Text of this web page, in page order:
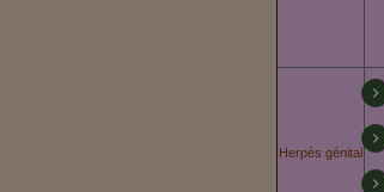
Herpès génital